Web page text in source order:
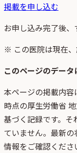
掲載を申し込む
お申し込み完了後
※ この医院は現在、
このページのデータ
本ページの掲載内容
時点の厚生労働省
基づく記録です。
ていません。最新
情報をご確認くださ